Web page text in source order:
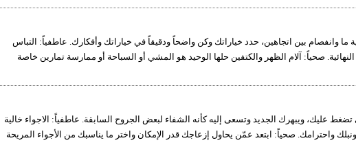
ما وانفصام بين اتجاهين، حدد خياراتك وكن واضحاً ودقيقاً في خياراتك وأفكارك. عاطفياً: التباس
صحياً: آلام الظهر والكتفين حلها الوحيد هو المشي أو السباحة أو ممارسة تمارين خاصة
عليك، ويبهرك الجديد وتسعى إليه كأنه الشفاء لبعض الجروح السابقة. عاطفياً: الاجواء خالية
صحياً: ابتعد عمّن يحاول إزعاجك قدر الإمكان واختر ما يناسبك من الأجواء المريحة